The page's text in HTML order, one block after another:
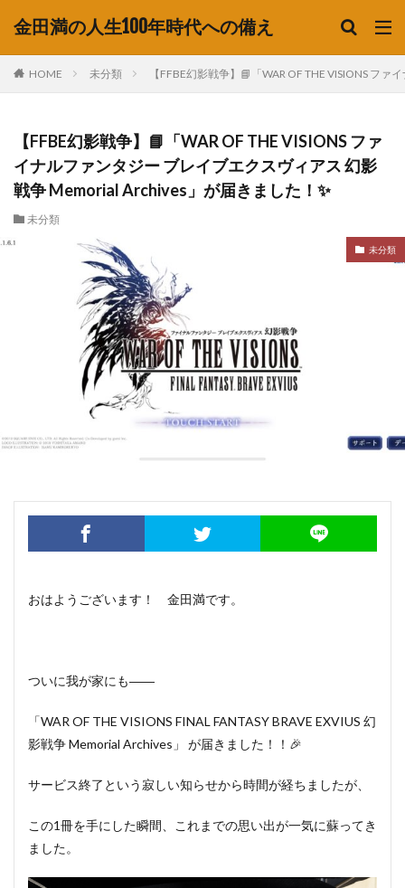
金田満の人生100年時代への備え
HOME 未分類 【FFBE幻影戦争】📘「WAR OF THE VISIONS フ
【FFBE幻影戦争】📘「WAR OF THE VISIONS ファ
イナルファンタジー ブレイブエクスヴィアス 幻影
戦争 Memorial Archives」が届きました！✨
未分類
未分類
おはようございます！ 金田満です。
ついに我が家にも――
「WAR OF THE VISIONS FINAL FANTASY BRAVE EXVIUS 幻
影戦争 Memorial Archives」 が届きました！！🎉
サービス終了という寂しい知らせから時間が経ちましたが、
この1冊を手にした瞬間、これまでの思い出が一気に蘇ってき
ました。